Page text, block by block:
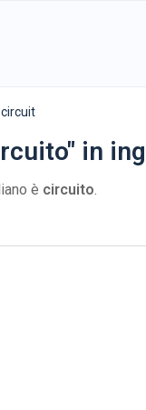
circuit
in
è circuito.